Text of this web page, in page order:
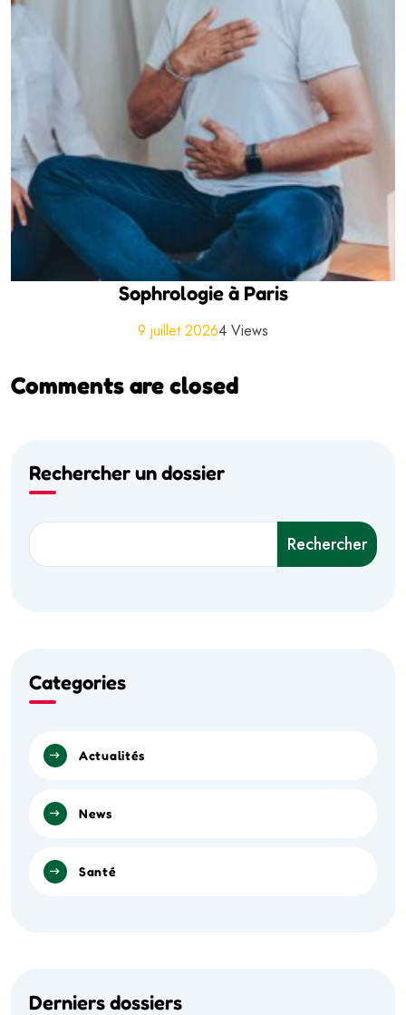
Sophrologie à Paris
9 juillet 20264 Views
Comments are closed
Rechercher un dossier
Rechercher
Categories
Actualités
News
Santé
Derniers dossiers